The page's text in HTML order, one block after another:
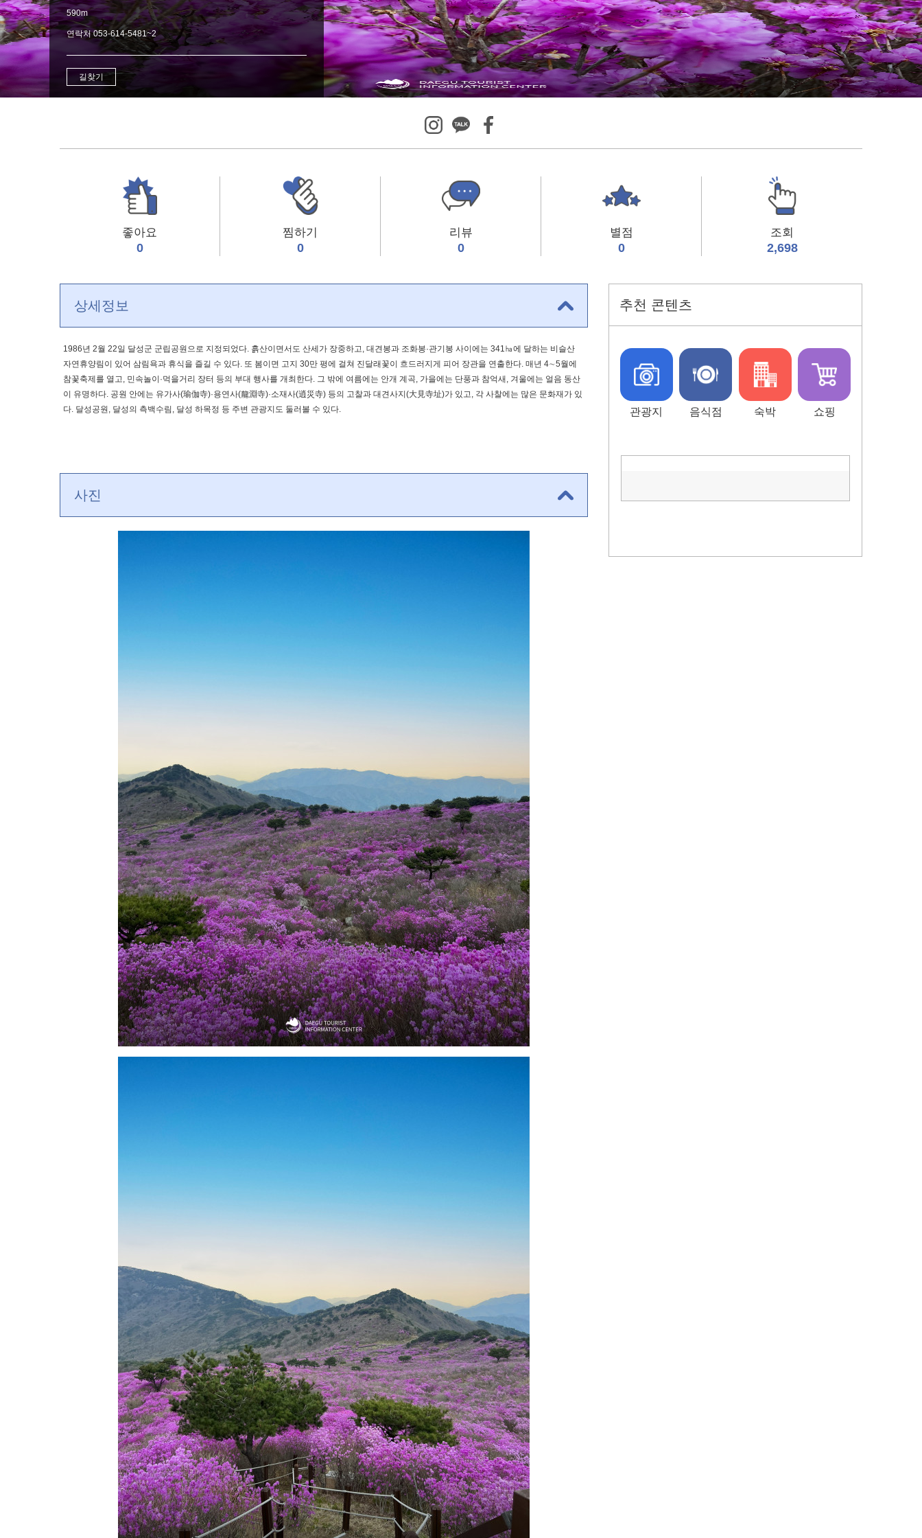
590m
연락처 053-614-5481~2
길찾기
좋아요
0
찜하기
0
리뷰
0
별점
0
조회
2,698
상세정보
1986년 2월 22일 달성군 군립공원으로 지정되었다. 흙산이면서도 산세가 장중하고, 대견봉과 조화봉·관기봉 사이에는 341㏊에 달하는 비슬산
자연휴양림이 있어 삼림욕과 휴식을 즐길 수 있다. 또 봄이면 고지 30만 평에 걸쳐 진달래꽃이 흐드러지게 피어 장관을 연출한다. 매년 4∼5월에
참꽃축제를 열고, 민속놀이·먹을거리 장터 등의 부대 행사를 개최한다. 그 밖에 여름에는 안개 계곡, 가을에는 단풍과 참억새, 겨울에는 얼음 동산
이 유명하다. 공원 안에는 유가사(瑜伽寺)·용연사(龍淵寺)·소재사(逍災寺) 등의 고찰과 대견사지(大見寺址)가 있고, 각 사찰에는 많은 문화재가 있
다. 달성공원, 달성의 측백수림, 달성 하목정 등 주변 관광지도 둘러볼 수 있다.
사진
추천 콘텐츠
관광지 음식점 숙박 쇼핑